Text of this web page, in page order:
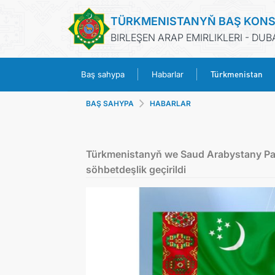
TÜRKMENISTANYŇ BAŞ
BIRLEŞEN ARAP EMIRLIKLERI -
Baş sahypa Habarlar Türkmenistan
BAŞ SAHYPA HABARLAR
Türkmenistanyň we Saud Arabystany
söhbetdeşlik geçirildi